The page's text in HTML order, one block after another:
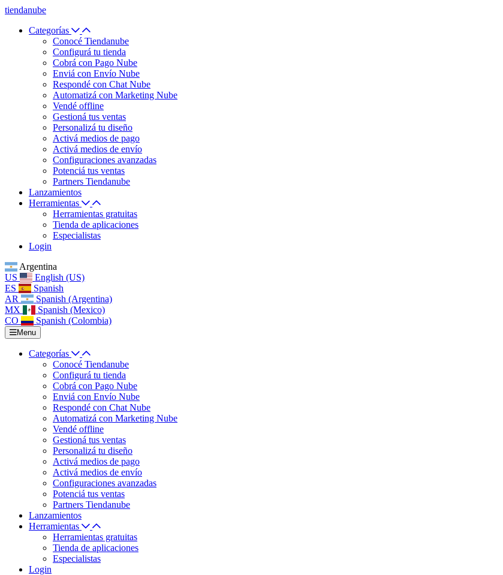
tiendanube
Categorías
Conocé Tiendanube
Configurá tu tienda
Cobrá con Pago Nube
Enviá con Envío Nube
Respondé con Chat Nube
Automatizá con Marketing Nube
Vendé offline
Gestioná tus ventas
Personalizá tu diseño
Activá medios de pago
Activá medios de envío
Configuraciones avanzadas
Potenciá tus ventas
Partners Tiendanube
Lanzamientos
Herramientas
Herramientas gratuitas
Tienda de aplicaciones
Especialistas
Login
Argentina
US
English (US)
ES
Spanish
AR
Spanish (Argentina)
MX
Spanish (Mexico)
CO
Spanish (Colombia)
Menu
Categorías
Conocé Tiendanube
Configurá tu tienda
Cobrá con Pago Nube
Enviá con Envío Nube
Respondé con Chat Nube
Automatizá con Marketing Nube
Vendé offline
Gestioná tus ventas
Personalizá tu diseño
Activá medios de pago
Activá medios de envío
Configuraciones avanzadas
Potenciá tus ventas
Partners Tiendanube
Lanzamientos
Herramientas
Herramientas gratuitas
Tienda de aplicaciones
Especialistas
Login